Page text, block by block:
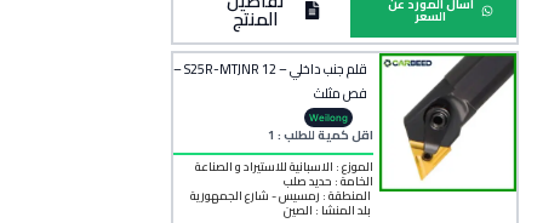
السعر المنتج
قلم جنب داخلي – S25R-MTJNR 12 –
فص مثلث
Weilong
اقل كمية للطلب : 1
الموزع : الاسبانية للاستيراد و الصناعة
الخامة : حديد صلب
المنطقة : رمسيس - شارع الجمهورية
بلد المنشأ :الصين